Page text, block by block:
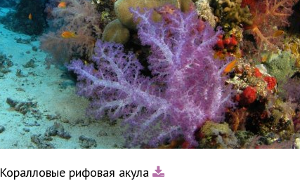
Коралловые рифовая акула